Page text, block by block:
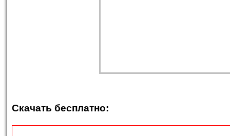
Скачать бесплатно: